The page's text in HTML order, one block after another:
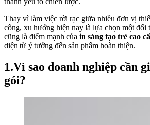
Thay vì làm việc rời rạc giữa nhiều đơn vị
công, xu hướng hiện nay là lựa chọn một đối
cũng là điểm mạnh của in sáng tạo trẻ cao
diện từ ý tưởng đến sản phẩm hoàn thiện.
1.Vì sao doanh nghiệp cần
gói?